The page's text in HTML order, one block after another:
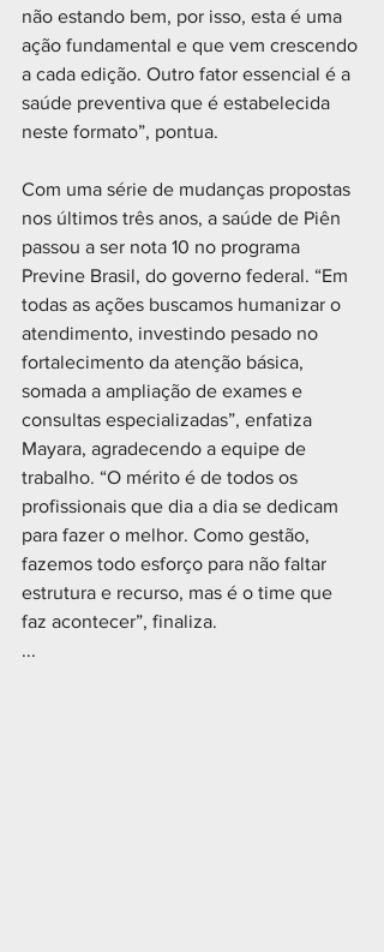
não estando bem, por isso, esta é uma
ação fundamental e que vem crescendo
a cada edição. Outro fator essencial é a
saúde preventiva que é estabelecida
neste formato”, pontua.
Com uma série de mudanças propostas
nos últimos três anos, a saúde de Piên
passou a ser nota 10 no programa
Previne Brasil, do governo federal. “Em
todas as ações buscamos humanizar o
atendimento, investindo pesado no
fortalecimento da atenção básica,
somada a ampliação de exames e
consultas especializadas”, enfatiza
Mayara, agradecendo a equipe de
trabalho. “O mérito é de todos os
profissionais que dia a dia se dedicam
para fazer o melhor. Como gestão,
fazemos todo esforço para não faltar
estrutura e recurso, mas é o time que
faz acontecer”, finaliza.
...